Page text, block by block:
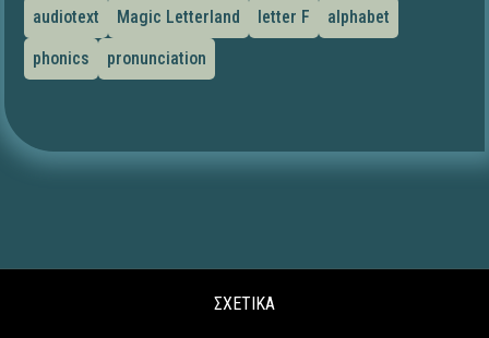
audiotext
Magic Letterland letter F
alphabet
phonics
pronunciation
ΣΧΕΤΙΚΑ